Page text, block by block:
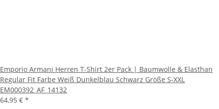
Emporio Armani Herren T-Shirt 2er Pack | Baumwolle & Elasthan
Regular Fit Farbe Weiß Dunkelblau Schwarz Größe S-XXL
EM000392_AF_14132
64,95 € *